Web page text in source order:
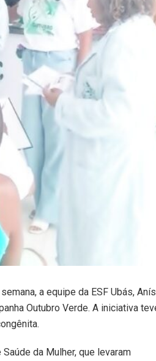
a equipe da ESF Ubás,
Outubro Verde. A iniciativa
da Mulher, que levaram